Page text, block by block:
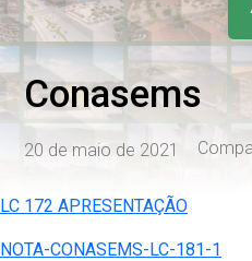
Conasems
20 de maio de 2021
LC 172 APRESENTAÇÃO
NOTA-CONASEMS-LC-181-1